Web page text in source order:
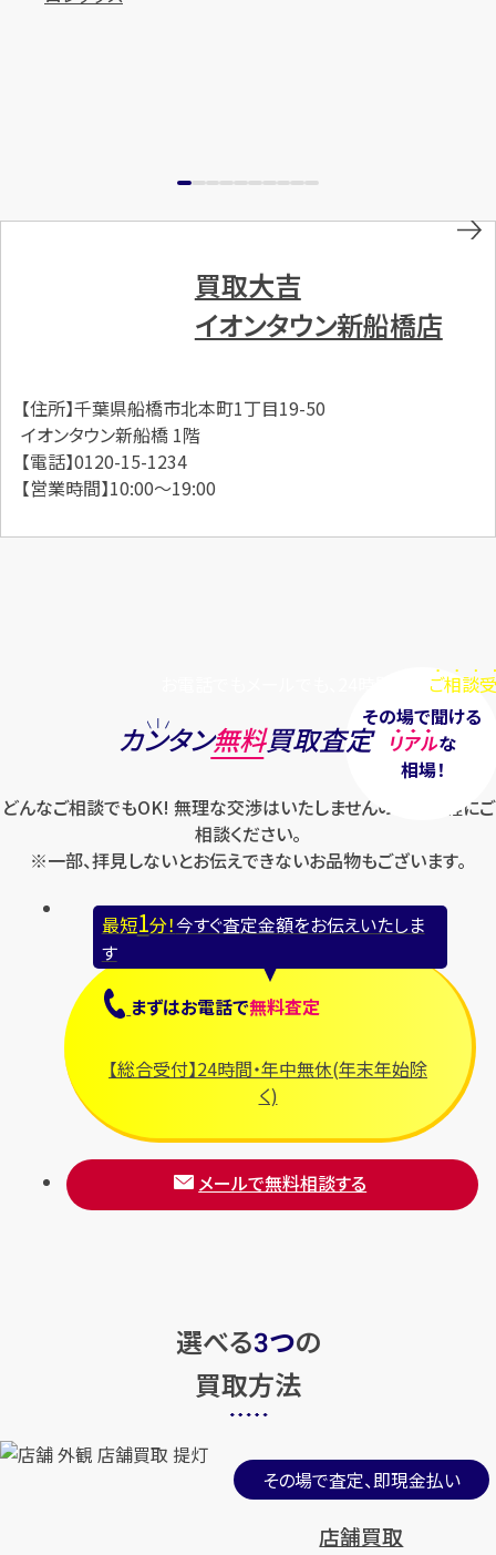
買取大吉
イオンタウン新船橋店
【住所】千葉県船橋市北本町1丁目19-50
イオンタウン新船橋 1階
【電話】0120-15-1234
【営業時間】10:00～19:00
ご相談
その場で聞ける
リアルな
相場！
カンタン無料買取査定
どんなご相談でもOK! 無理な交渉はいたしませんのでお気軽にご
相談ください。
※一部、拝見しないとお伝えできないお品物もございます。
最短1分！今すぐ査定金額をお伝えいたしま
す
まずはお電話で無料査定
【総合受付】24時間・年中無休(年末年始除
く)
メールで無料相談する
選べる3つの
買取方法
その場で査定、即現金払い
店舗買取